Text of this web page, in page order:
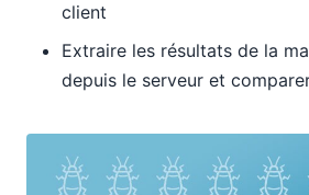
client
Extraire les résultats de la
depuis le serveur et